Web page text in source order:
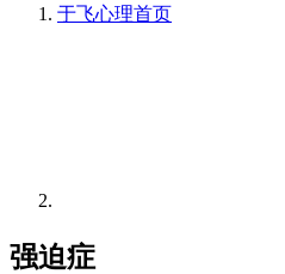
于飞心理首页
强迫症